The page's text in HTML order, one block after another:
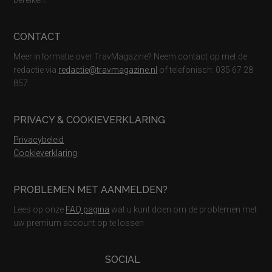
CONTACT
Meer informatie over TravMagazine? Neem contact op met de
redactie via redactie@travmagazine.nl of telefonisch: 035 67 28
857.
PRIVACY & COOKIEVERKLARING
Privacybeleid
Cookieverklaring
PROBLEMEN MET AANMELDEN?
Lees op onze FAQ pagina wat u kunt doen om de problemen met
uw premium account op te lossen
SOCIAL